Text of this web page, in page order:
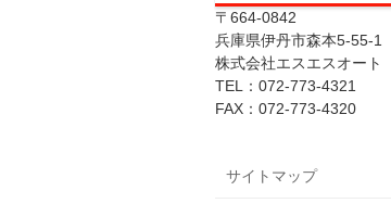
〒664-0842
兵庫県伊丹市森本5-55-1
株式会社エスエスオート
TEL：072-773-4321
FAX：072-773-4320
サイトマップ